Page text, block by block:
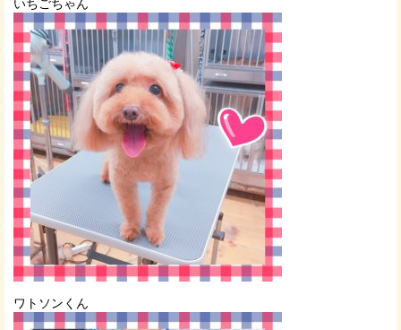
いちごちゃん
ワトソンくん